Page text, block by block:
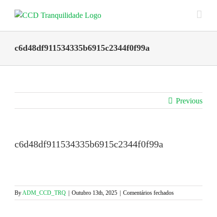
c6d48df911534335b6915c2344f0f99a
Previous
c6d48df911534335b6915c2344f0f99a
ByADM_CCD_TRQ Outubro 13th, 2025 Comentários fechadosem